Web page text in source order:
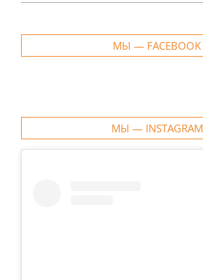
МЫ — FACEBOOK
МЫ — INSTAGRAM